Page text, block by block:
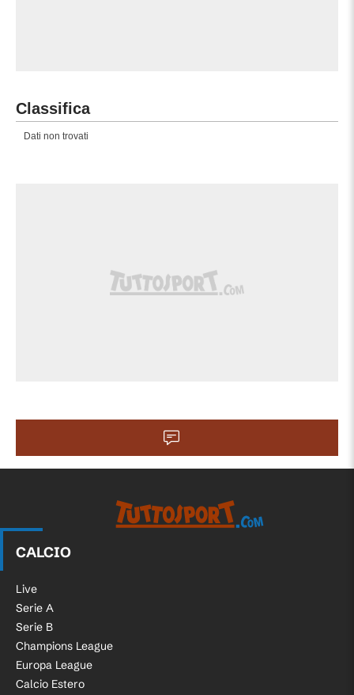
Classifica
Dati non trovati
CALCIO
Live
Serie A
Serie B
Champions League
Europa League
Calcio Estero